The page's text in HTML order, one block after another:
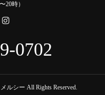
20時）
0702
ルシー All Rights Reserved.